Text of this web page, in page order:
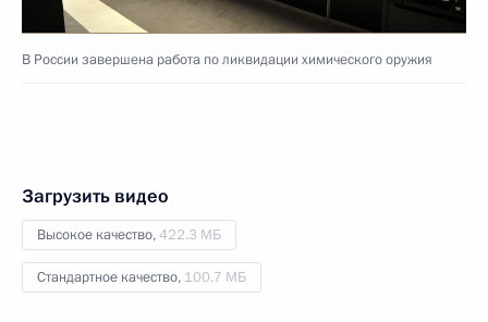
В России завершена работа по ликвидации химического оружия
Загрузить видео
Высокое качество,422.3 МБ
Стандартное качество, 100.7 МБ